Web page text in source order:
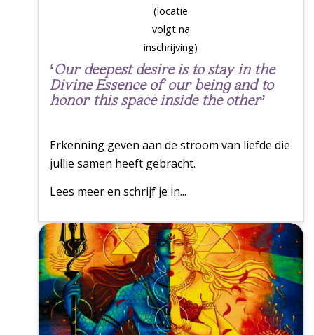
(locatie
volgt na
inschrijving)
‘Our deepest desire is to stay in the
Divine Essence of our being and to
honor this space inside the other’
Erkenning geven aan de stroom van liefde die
jullie samen heeft gebracht.
Lees meer en schrijf je in...